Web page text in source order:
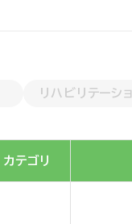
リハビリテーシ
カテゴリ